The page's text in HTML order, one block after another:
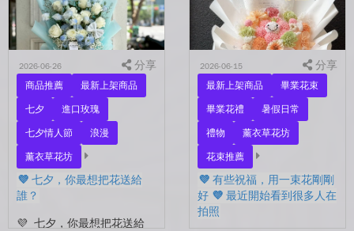
下...
2026-06-26 分享
商品推薦
最新上架商品
七夕
進口玫瑰
七夕情人節
浪漫
薰衣草花坊
💜 七夕，你最想把花送給
誰？
💜 七夕，你最想把花送給
2026-06-15 分享
最新上架商品
畢業花束
畢業花禮
暑假日常
禮物
薰衣草花坊
花束推薦
💜 有些祝福，用一束花剛剛
好 💜 最近開始看到很多人在
拍照